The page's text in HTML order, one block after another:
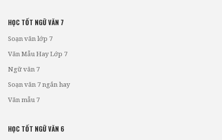
HỌC TỐT NGỮ VĂN 7
Soạn văn lớp 7
Văn Mẫu Hay Lớp 7
Ngữ văn 7
Soạn văn 7 ngắn hay
Văn mẫu 7
HỌC TỐT NGỮ VĂN 6